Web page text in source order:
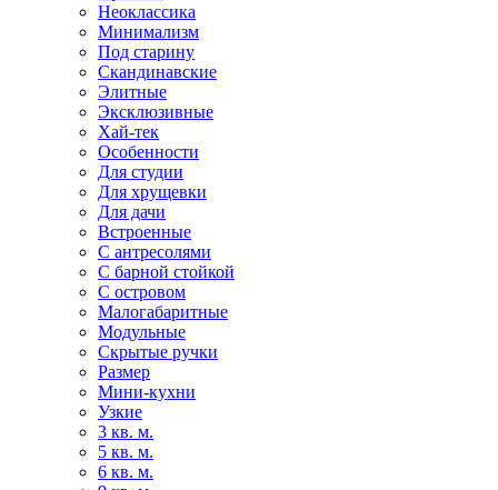
Неоклассика
Минимализм
Под старину
Скандинавские
Элитные
Эксклюзивные
Хай-тек
Особенности
Для студии
Для хрущевки
Для дачи
Встроенные
С антресолями
С барной стойкой
С островом
Малогабаритные
Модульные
Скрытые ручки
Размер
Мини-кухни
Узкие
3 кв. м.
5 кв. м.
6 кв. м.